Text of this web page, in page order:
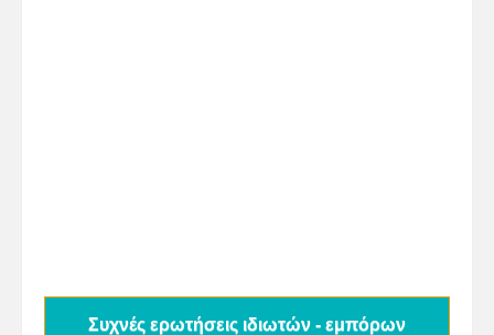
Συχνές ερωτήσεις ιδιωτών - εμπόρων